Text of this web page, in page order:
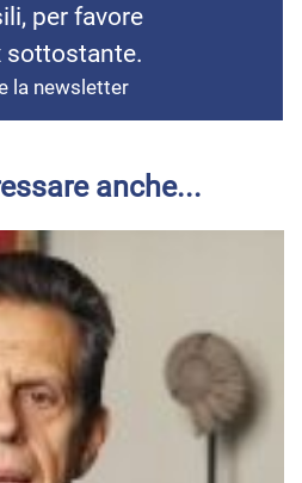
per favore
sottostante.
la newsletter
anche...